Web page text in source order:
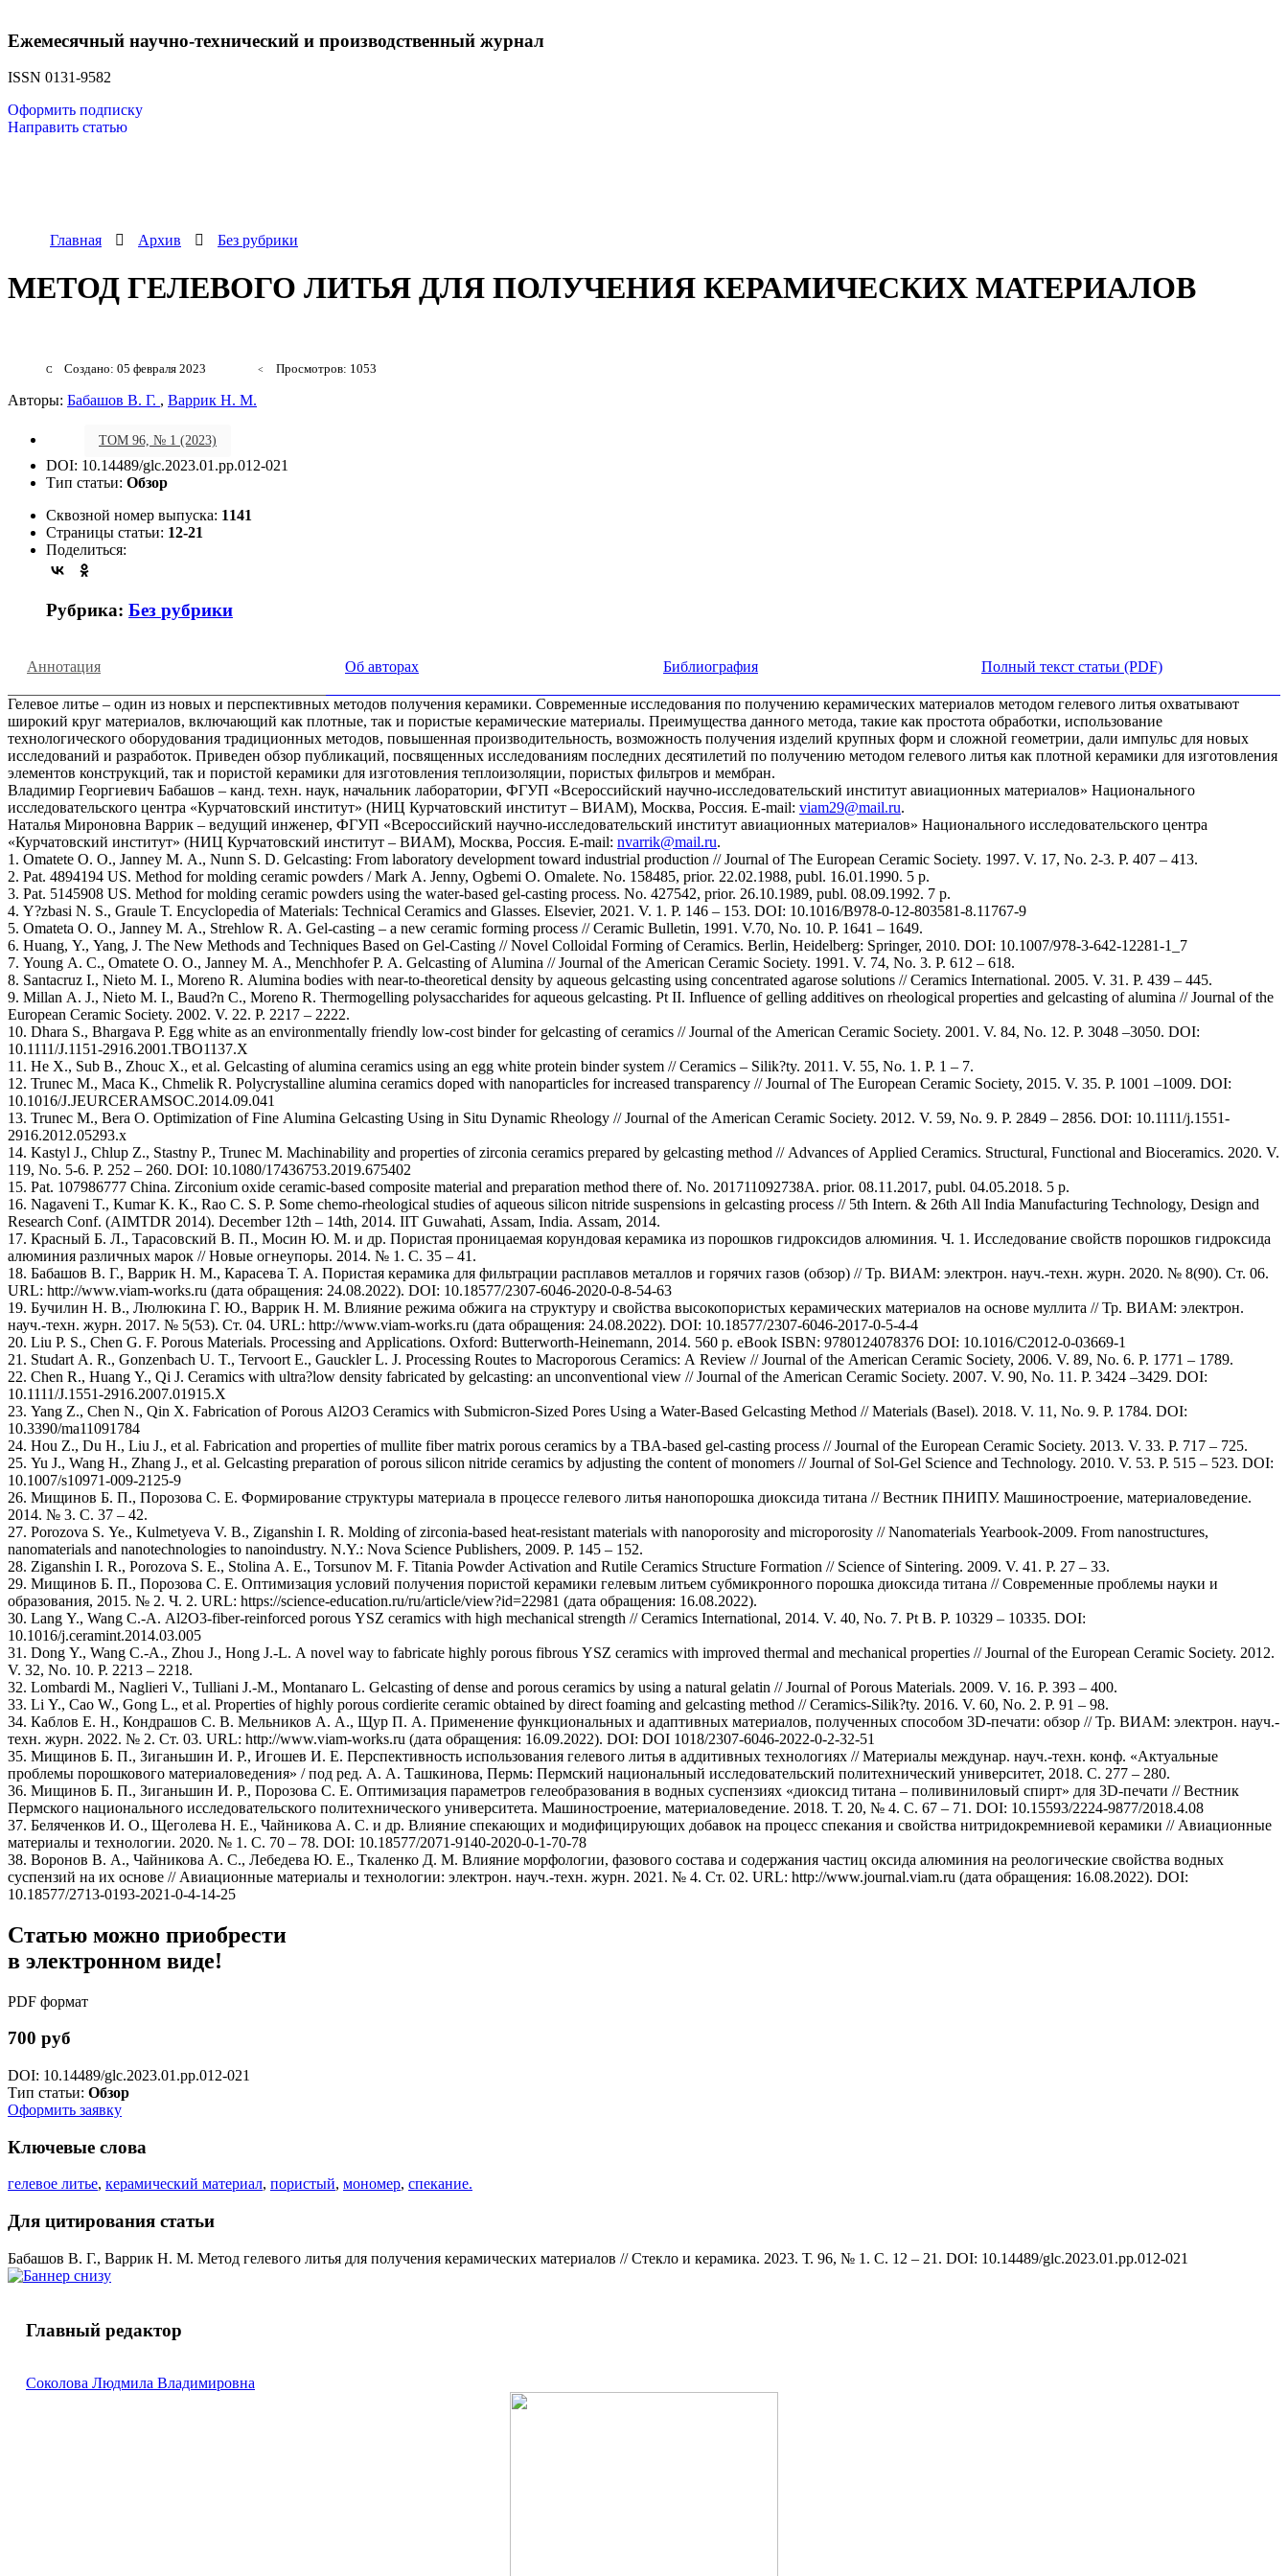
Ежемесячный научно-технический и производственный журнал
ISSN 0131-9582
Оформить подписку
Направить статью
Главная Архив Без рубрики
МЕТОД ГЕЛЕВОГО ЛИТЬЯ ДЛЯ ПОЛУЧЕНИЯ КЕРАМИЧЕСКИХ МАТЕРИАЛОВ
Создано: 05 февраля 2023 Просмотров: 1053
Авторы: Бабашов В. Г. , Варрик Н. М.
ТОМ 96, № 1 (2023)
DOI: 10.14489/glc.2023.01.pp.012-021
Тип статьи: Обзор
Сквозной номер выпуска: 1141
Страницы статьи: 12-21
Поделиться:
Рубрика: Без рубрики
Аннотация Об авторах Библиография Полный текст статьи (PDF)
Гелевое литье – один из новых и перспективных методов получения керамики. Современные исследования по получению керамических материалов методом гелевого литья охватывают
широкий круг материалов, включающий как плотные, так и пористые керамические материалы. Преимущества данного метода, такие как простота обработки, использование
технологического оборудования традиционных методов, повышенная производительность, возможность получения изделий крупных форм и сложной геометрии, дали импульс для новых
исследований и разработок. Приведен обзор публикаций, посвященных исследованиям последних десятилетий по получению методом гелевого литья как плотной керамики для изготовления
элементов конструкций, так и пористой керамики для изготовления теплоизоляции, пористых фильтров и мембран.
Владимир Георгиевич Бабашов – канд. техн. наук, начальник лаборатории, ФГУП «Всероссийский научно-исследовательский институт авиационных материалов» Национального
исследовательского центра «Курчатовский институт» (НИЦ Курчатовский институт – ВИАМ), Москва, Россия. E-mail: viam29@mail.ru.
Наталья Мироновна Варрик – ведущий инженер, ФГУП «Всероссийский научно-исследовательский институт авиационных материалов» Национального исследовательского центра
«Курчатовский институт» (НИЦ Курчатовский институт – ВИАМ), Москва, Россия. E-mail: nvarrik@mail.ru.
1. Omatete O. O., Janney M. A., Nunn S. D. Gelcasting: From laboratory development toward industrial production // Journal of The European Ceramic Society. 1997. V. 17, No. 2-3. Р. 407 – 413.
2. Pat. 4894194 US. Method for molding ceramic powders / Mark A. Jenny, Ogbemi O. Omalete. No. 158485, prior. 22.02.1988, publ. 16.01.1990. 5 p.
3. Pat. 5145908 US. Method for molding ceramic powders using the water-based gel-casting process. No. 427542, prior. 26.10.1989, publ. 08.09.1992. 7 p.
4. Y?zbasi N. S., Graule T. Encyclopedia of Materials: Technical Ceramics and Glasses. Elsevier, 2021. V. 1. P. 146 – 153. DOI: 10.1016/B978-0-12-803581-8.11767-9
5. Omateta O. O., Janney M. A., Strehlow R. A. Gel-casting – a new ceramic forming process // Ceramic Bulletin, 1991. V.70, No. 10. Р. 1641 – 1649.
6. Huang, Y., Yang, J. The New Methods and Techniques Based on Gel-Casting // Novel Colloidal Forming of Ceramics. Berlin, Heidelberg: Springer, 2010. DOI: 10.1007/978-3-642-12281-1_7
7. Young A. C., Omatete O. O., Janney M. A., Menchhofer P. A. Gelcasting of Alumina // Journal of the American Ceramic Society. 1991. V. 74, No. 3. Р. 612 – 618.
8. Santacruz I., Nieto M. I., Moreno R. Alumina bodies with near-to-theoretical density by aqueous gelcasting using concentrated agarose solutions // Ceramics International. 2005. V. 31. P. 439 – 445.
9. Millan A. J., Nieto M. I., Baud?n C., Moreno R. Thermogelling polysaccharides for aqueous gelcasting. Pt II. Influence of gelling additives on rheological properties and gelcasting of alumina // Journal of the
European Ceramic Society. 2002. V. 22. P. 2217 – 2222.
10. Dhara S., Bhargava P. Egg white as an environmentally friendly low-cost binder for gelcasting of ceramics // Journal of the American Ceramic Society. 2001. V. 84, No. 12. Р. 3048 –3050. DOI:
10.1111/J.1151-2916.2001.TBO1137.X
11. He X., Sub B., Zhouc X., et al. Gelcasting of alumina ceramics using an egg white protein binder system // Ceramics – Silik?ty. 2011. V. 55, No. 1. Р. 1 – 7.
12. Trunec M., Maca K., Chmelik R. Polycrystalline alumina ceramics doped with nanoparticles for increased transparency // Journal of The European Ceramic Society, 2015. V. 35. P. 1001 –1009. DOI:
10.1016/J.JEURCERAMSOC.2014.09.041
13. Trunec M., Bera O. Optimization of Fine Alumina Gelcasting Using in Situ Dynamic Rheology // Journal of the American Ceramic Society. 2012. V. 59, No. 9. P. 2849 – 2856. DOI: 10.1111/j.1551-
2916.2012.05293.x
14. Kastyl J., Chlup Z., Stastny P., Trunec M. Machinability and properties of zirconia ceramics prepared by gelcasting method // Advances of Applied Ceramics. Structural, Functional and Bioceramics. 2020. V.
119, No. 5-6. Р. 252 – 260. DOI: 10.1080/17436753.2019.675402
15. Pat. 107986777 China. Zirconium oxide ceramic-based composite material and preparation method there of. No. 201711092738A. prior. 08.11.2017, publ. 04.05.2018. 5 p.
16. Nagaveni T., Kumar K. K., Rao C. S. P. Some chemo-rheological studies of aqueous silicon nitride suspensions in gelcasting process // 5th Intern. & 26th All India Manufacturing Technology, Design and
Research Conf. (AIMTDR 2014). December 12th – 14th, 2014. IIT Guwahati, Assam, India. Assam, 2014.
17. Красный Б. Л., Тарасовский В. П., Мосин Ю. М. и др. Пористая проницаемая корундовая керамика из порошков гидроксидов алюминия. Ч. 1. Исследование свойств порошков гидроксида
алюминия различных марок // Новые огнеупоры. 2014. № 1. С. 35 – 41.
18. Бабашов В. Г., Варрик Н. М., Карасева Т. А. Пористая керамика для фильтрации расплавов металлов и горячих газов (обзор) // Тр. ВИАМ: электрон. науч.-техн. журн. 2020. № 8(90). Ст. 06.
URL: http://www.viam-works.ru (дата обращения: 24.08.2022). DOI: 10.18577/2307-6046-2020-0-8-54-63
19. Бучилин Н. В., Люлюкина Г. Ю., Варрик Н. М. Влияние режима обжига на структуру и свойства высокопористых керамических материалов на основе муллита // Тр. ВИАМ: электрон.
науч.-техн. журн. 2017. № 5(53). Ст. 04. URL: http://www.viam-works.ru (дата обращения: 24.08.2022). DOI: 10.18577/2307-6046-2017-0-5-4-4
20. Liu P. S., Chen G. F. Porous Materials. Processing and Applications. Oxford: Butterworth-Heinemann, 2014. 560 p. eBook ISBN: 9780124078376 DOI: 10.1016/C2012-0-03669-1
21. Studart A. R., Gonzenbach U. T., Tervoort E., Gauckler L. J. Processing Routes to Macroporous Ceramics: A Review // Journal of the American Ceramic Society, 2006. V. 89, No. 6. P. 1771 – 1789.
22. Chen R., Huang Y., Qi J. Ceramics with ultra?low density fabricated by gelcasting: an unconventional view // Journal of the American Ceramic Society. 2007. V. 90, No. 11. P. 3424 –3429. DOI:
10.1111/J.1551-2916.2007.01915.X
23. Yang Z., Chen N., Qin X. Fabrication of Porous Al2O3 Ceramics with Submicron-Sized Pores Using a Water-Based Gelcasting Method // Materials (Basel). 2018. V. 11, No. 9. P. 1784. DOI:
10.3390/ma11091784
24. Hou Z., Du H., Liu J., et al. Fabrication and properties of mullite fiber matrix porous ceramics by a TBA-based gel-casting process // Journal of the European Ceramic Society. 2013. V. 33. P. 717 – 725.
25. Yu J., Wang H., Zhang J., et al. Gelcasting preparation of porous silicon nitride ceramics by adjusting the content of monomers // Journal of Sol-Gel Science and Technology. 2010. V. 53. P. 515 – 523. DOI:
10.1007/s10971-009-2125-9
26. Мищинов Б. П., Порозова С. Е. Формирование структуры материала в процессе гелевого литья нанопорошка диоксида титана // Вестник ПНИПУ. Машиностроение, материаловедение.
2014. № 3. С. 37 – 42.
27. Porozova S. Ye., Kulmetyeva V. B., Ziganshin I. R. Molding of zirconia-based heat-resistant materials with nanoporosity and microporosity // Nanomaterials Yearbook-2009. From nanostructures,
nanomaterials and nanotechnologies to nanoindustry. N.Y.: Nova Science Publishers, 2009. P. 145 – 152.
28. Ziganshin I. R., Porozova S. E., Stolina A. E., Torsunov M. F. Titania Powder Activation and Rutile Ceramics Structure Formation // Science of Sintering. 2009. V. 41. P. 27 – 33.
29. Мищинов Б. П., Порозова С. Е. Оптимизация условий получения пористой керамики гелевым литьем субмикронного порошка диоксида титана // Современные проблемы науки и
образования, 2015. № 2. Ч. 2. URL: https://science-education.ru/ru/article/view?id=22981 (дата обращения: 16.08.2022).
30. Lang Y., Wang C.-A. Al2O3-fiber-reinforced porous YSZ ceramics with high mechanical strength // Ceramics International, 2014. V. 40, No. 7. Pt B. P. 10329 – 10335. DOI:
10.1016/j.ceramint.2014.03.005
31. Dong Y., Wang C.-A., Zhou J., Hong J.-L. A novel way to fabricate highly porous fibrous YSZ ceramics with improved thermal and mechanical properties // Journal of the European Ceramic Society. 2012.
V. 32, No. 10. P. 2213 – 2218.
32. Lombardi M., Naglieri V., Tulliani J.-M., Montanaro L. Gelcasting of dense and porous ceramics by using a natural gelatin // Journal of Porous Materials. 2009. V. 16. P. 393 – 400.
33. Li Y., Cao W., Gong L., et al. Properties of highly porous cordierite ceramic obtained by direct foaming and gelcasting method // Ceramics-Silik?ty. 2016. V. 60, No. 2. Р. 91 – 98.
34. Каблов Е. Н., Кондрашов С. В. Мельников А. А., Щур П. А. Применение функциональных и адаптивных материалов, полученных способом 3D-печати: обзор // Тр. ВИАМ: электрон. науч.-
техн. журн. 2022. № 2. Ст. 03. URL: http://www.viam-works.ru (дата обращения: 16.09.2022). DOI: DOI 1018/2307-6046-2022-0-2-32-51
35. Мищинов Б. П., Зиганьшин И. Р., Игошев И. Е. Перспективность использования гелевого литья в аддитивных технологиях // Материалы междунар. науч.-техн. конф. «Актуальные
проблемы порошкового материаловедения» / под ред. А. А. Ташкинова, Пермь: Пермский национальный исследовательский политехнический университет, 2018. С. 277 – 280.
36. Мищинов Б. П., Зиганьшин И. Р., Порозова С. Е. Оптимизация параметров гелеобразования в водных суспензиях «диоксид титана – поливиниловый спирт» для 3D-печати // Вестник
Пермского национального исследовательского политехнического университета. Машиностроение, материаловедение. 2018. Т. 20, № 4. С. 67 – 71. DOI: 10.15593/2224-9877/2018.4.08
37. Беляченков И. О., Щеголева Н. Е., Чайникова А. С. и др. Влияние спекающих и модифицирующих добавок на процесс спекания и свойства нитридокремниевой керамики // Авиационные
материалы и технологии. 2020. № 1. С. 70 – 78. DOI: 10.18577/2071-9140-2020-0-1-70-78
38. Воронов В. А., Чайникова А. С., Лебедева Ю. Е., Ткаленко Д. М. Влияние морфологии, фазового состава и содержания частиц оксида алюминия на реологические свойства водных
суспензий на их основе // Авиационные материалы и технологии: электрон. науч.-техн. журн. 2021. № 4. Ст. 02. URL: http://www.journal.viam.ru (дата обращения: 16.08.2022). DOI:
10.18577/2713-0193-2021-0-4-14-25
Статью можно приобрести
в электронном виде!
PDF формат
700 руб
DOI: 10.14489/glc.2023.01.pp.012-021
Тип статьи: Обзор
Оформить заявку
Ключевые слова
гелевое литье, керамический материал, пористый, мономер, спекание.
Для цитирования статьи
Бабашов В. Г., Варрик Н. М. Метод гелевого литья для получения керамических материалов // Стекло и керамика. 2023. Т. 96, № 1. С. 12 – 21. DOI: 10.14489/glc.2023.01.pp.012-021
Главный редактор
Соколова Людмила Владимировна